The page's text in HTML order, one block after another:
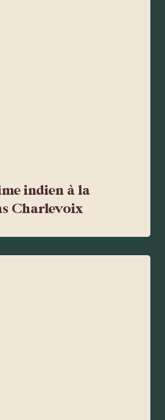
indien à la
Charlevoix